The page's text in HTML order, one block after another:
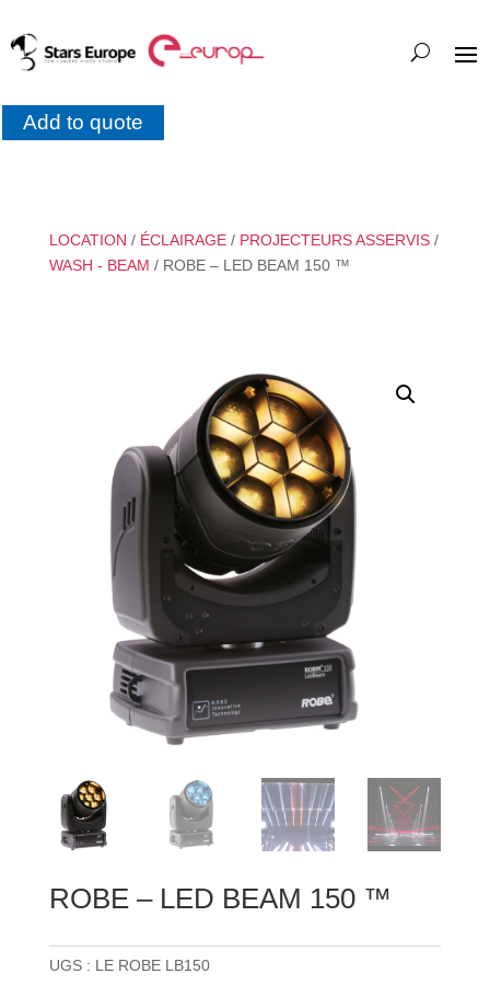
Add to quote
LOCATION / ÉCLAIRAGE/ PROJECTEURS ASSERVIS/
WASH - BEAM / ROBE – LED BEAM 150 ™
ROBE – LED BEAM 150 ™
UGS : LE ROBE LB150